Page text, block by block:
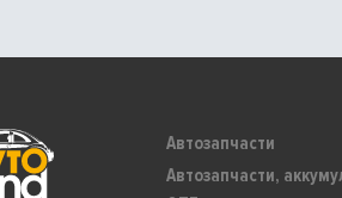
Автозапчасти
Автозапчасти,